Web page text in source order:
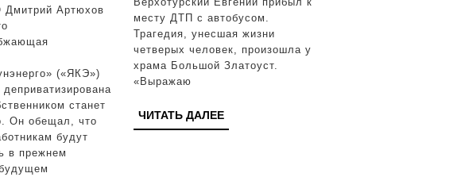
«Ямалкоммунэнерго»
после
национализации
Дмитрий Артюхов
(«ЯКЭ»)
станет
Он обещал, что
будут
в прежнем
месту ДТП с автобусом.
Трагедия, унесшая жизни
четверых человек, произошла у
храма Большой Златоуст.
«Выражаю
ЧИТАТЬ ДАЛЕЕЧИТАТЬ
ДАЛЕЕ